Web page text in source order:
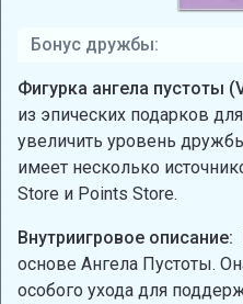
Бонус дружбы:
Фигурка ангела пустоты
из эпических подарков
увеличить уровень
имеет несколько
Store и Points Store.
Внутриигровое описание:
основе Ангела Пустоты.
особого ухода для